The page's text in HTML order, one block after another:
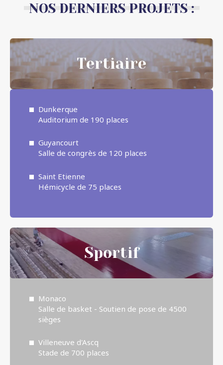
NOS DERNIERS PROJETS :
Tertiaire
Dunkerque
Auditorium de 190 places
Guyancourt
Salle de congrès de 120 places
Saint Etienne
Hémicycle de 75 places
Sportif
Monaco
Salle de basket - Soutien de pose de 4500
sièges
Villeneuve d'Ascq
Stade de 700 places